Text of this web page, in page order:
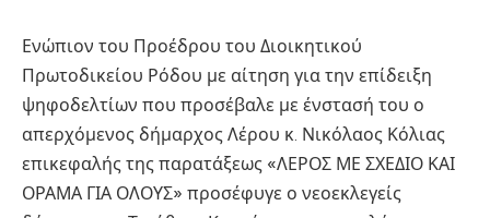
Ενώπιον του Προέδρου του Διοικητικού
Πρωτοδικείου Ρόδου με αίτηση για την επίδειξη
ψηφοδελτίων που προσέβαλε με ένστασή του ο
απερχόμενος δήμαρχος Λέρου κ. Νικόλαος Κόλιας
επικεφαλής της παρατάξεως «ΛΕΡΟΣ ΜΕ ΣΧΕΔΙΟ ΚΑΙ
ΟΡΑΜΑ ΓΙΑ ΟΛΟΥΣ» προσέφυγε ο νεοεκλεγείς